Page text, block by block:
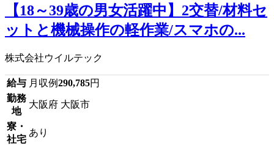
【18～39歳の男女活躍中】2交替/材料セ
ットと機械操作の軽作業/スマホの...
株式会社ウイルテック
給与 月収例290,785円
勤務
地
大阪府 大阪市
寮・
社宅
あり